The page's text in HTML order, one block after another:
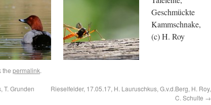
Geschmückte
Kammschnake,
(c) H. Roy
the permalink.
T. Grunden
Rieselfelder, 17.05.17, H. Lauruschkus, G.v.d.Berg, H. Roy,
C. Schulte →